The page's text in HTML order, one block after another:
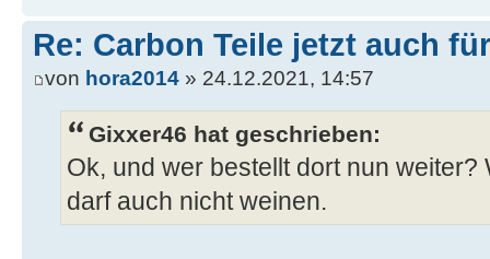
Re: Carbon Teile jetzt auch
von hora2014 » 24.12.2021, 14:57
Gixxer46 hat geschrieben:
Ok, und wer bestellt dort nun
darf auch nicht weinen.